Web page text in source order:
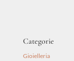
Categorie
Gioielleria